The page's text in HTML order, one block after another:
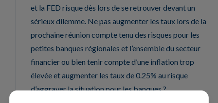
et la FED risque dès lors de se retrouver devant un
sérieux dilemme. Ne pas augmenter les taux lors de la
prochaine réunion compte tenu des risques pour les
petites banques régionales et l’ensemble du secteur
financier ou bien tenir compte d’une inflation trop
élevée et augmenter les taux de 0.25% au risque
d’aggraver la situation pour les banques ?